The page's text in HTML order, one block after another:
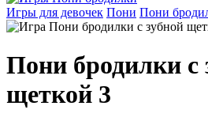
Игры для девочек Пони Пони
Пони бродилки с
щеткой 3